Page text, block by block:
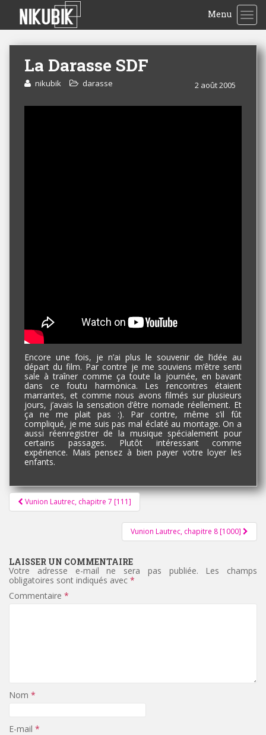
Menu
La Darasse SDF
2 août 2005
nikubik darasse
Encore une fois, je n’ai plus le souvenir de l’idée au
départ du film. Par contre je me souviens m’être senti
sale à traîner comme ça toute la journée, en bavant
dans ce foutu harmonica. Les rencontres étaient
marrantes, et comme nous avons filmés sur plusieurs
jours, j’avais la sensation d’être nomade réellement. Et
ça ne me plait pas :). Par contre, même s’il fût
compliqué, je me suis pas mal éclaté au montage. On a
aussi réenregistrer de la musique spécialement pour
certains passages. Plutôt intéressant comme
expérience. Mais pensez à bien payer votre loyer les
enfants.
Pagination
d'article
Vunion Lautrec, chapitre 7 [111]
Vunion Lautrec, chapitre 8 [1000]
LAISSER UN COMMENTAIRE
Votre adresse e-mail ne sera pas publiée.
Les champs
obligatoires sont indiqués avec *
Commentaire *
Nom *
E-mail *